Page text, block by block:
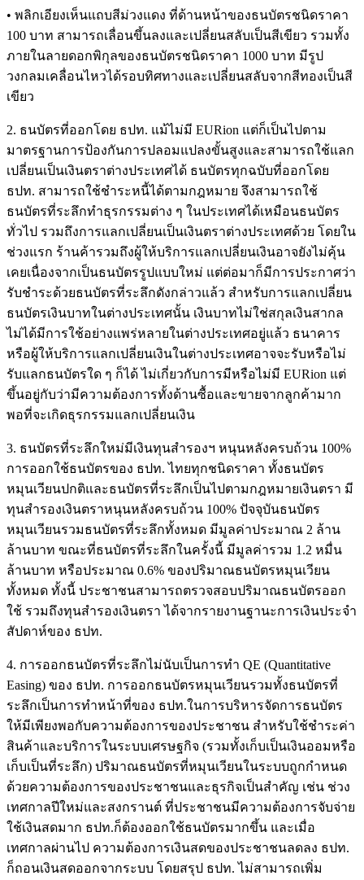
• พลิกเอียงเห็นแถบสีม่วงแดง ที่ด้านหน้าของธนบัตรชนิดราคา
100 บาท สามารถเลื่อนขึ้นลงและเปลี่ยนสลับเป็นสีเขียว รวมทั้ง
ภายในลายดอกพิกุลของธนบัตรชนิดราคา 1000 บาท มีรูป
วงกลมเคลื่อนไหวได้รอบทิศทางและเปลี่ยนสลับจากสีทองเป็นสี
เขียว
2. ธนบัตรที่ออกโดย ธปท. แม้ไม่มี EURion แต่ก็เป็นไปตาม
มาตรฐานการป้องกันการปลอมแปลงขั้นสูงและสามารถใช้แลก
เปลี่ยนเป็นเงินตราต่างประเทศได้ ธนบัตรทุกฉบับที่ออกโดย
ธปท. สามารถใช้ชำระหนี้ได้ตามกฎหมาย จึงสามารถใช้
ธนบัตรที่ระลึกทำธุรกรรมต่าง ๆ ในประเทศได้เหมือนธนบัตร
ทั่วไป รวมถึงการแลกเปลี่ยนเป็นเงินตราต่างประเทศด้วย โดยใน
ช่วงแรก ร้านค้ารวมถึงผู้ให้บริการแลกเปลี่ยนเงินอาจยังไม่คุ้น
เคยเนื่องจากเป็นธนบัตรรูปแบบใหม่ แต่ต่อมาก็มีการประกาศว่า
รับชำระด้วยธนบัตรที่ระลึกดังกล่าวแล้ว สำหรับการแลกเปลี่ยน
ธนบัตรเงินบาทในต่างประเทศนั้น เงินบาทไม่ใช่สกุลเงินสากล
ไม่ได้มีการใช้อย่างแพร่หลายในต่างประเทศอยู่แล้ว ธนาคาร
หรือผู้ให้บริการแลกเปลี่ยนเงินในต่างประเทศอาจจะรับหรือไม่
รับแลกธนบัตรใด ๆ ก็ได้ ไม่เกี่ยวกับการมีหรือไม่มี EURion แต่
ขึ้นอยู่กับว่ามีความต้องการทั้งด้านซื้อและขายจากลูกค้ามาก
พอที่จะเกิดธุรกรรมแลกเปลี่ยนเงิน
3. ธนบัตรที่ระลึกใหม่มีเงินทุนสำรองฯ หนุนหลังครบถ้วน 100%
การออกใช้ธนบัตรของ ธปท. ไทยทุกชนิดราคา ทั้งธนบัตร
หมุนเวียนปกติและธนบัตรที่ระลึกเป็นไปตามกฎหมายเงินตรา มี
ทุนสำรองเงินตราหนุนหลังครบถ้วน 100% ปัจจุบันธนบัตร
หมุนเวียนรวมธนบัตรที่ระลึกทั้งหมด มีมูลค่าประมาณ 2 ล้าน
ล้านบาท ขณะที่ธนบัตรที่ระลึกในครั้งนี้ มีมูลค่ารวม 1.2 หมื่น
ล้านบาท หรือประมาณ 0.6% ของปริมาณธนบัตรหมุนเวียน
ทั้งหมด ทั้งนี้ ประชาชนสามารถตรวจสอบปริมาณธนบัตรออก
ใช้ รวมถึงทุนสำรองเงินตรา ได้จากรายงานฐานะการเงินประจำ
สัปดาห์ของ ธปท.
4. การออกธนบัตรที่ระลึกไม่นับเป็นการทำ QE (Quantitative
Easing) ของ ธปท. การออกธนบัตรหมุนเวียนรวมทั้งธนบัตรที่
ระลึกเป็นการทำหน้าที่ของ ธปท.ในการบริหารจัดการธนบัตร
ให้มีเพียงพอกับความต้องการของประชาชน สำหรับใช้ชำระค่า
สินค้าและบริการในระบบเศรษฐกิจ (รวมทั้งเก็บเป็นเงินออมหรือ
เก็บเป็นที่ระลึก) ปริมาณธนบัตรที่หมุนเวียนในระบบถูกกำหนด
ด้วยความต้องการของประชาชนและธุรกิจเป็นสำคัญ เช่น ช่วง
เทศกาลปีใหม่และสงกรานต์ ที่ประชาชนมีความต้องการจับจ่าย
ใช้เงินสดมาก ธปท.ก็ต้องออกใช้ธนบัตรมากขึ้น และเมื่อ
เทศกาลผ่านไป ความต้องการเงินสดของประชาชนลดลง ธปท.
ก็ถอนเงินสดออกจากระบบ โดยสรุป ธปท. ไม่สามารถเพิ่ม